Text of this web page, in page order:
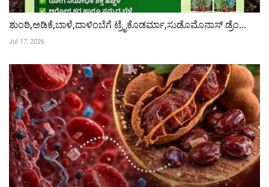
ಶುಂಠಿ,ಅಡಿಕೆ,ಬಾಳೆ,ದಾಳಿಂಬೆಗೆ ಟ್ರೈಕೊಡರ್ಮಾ,ಸುಡೊಮೊನಾಸ್ ಡ್ರೆಂ...
Jul 17, 2026